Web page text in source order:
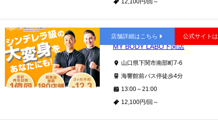
12,100円/回～
南部町
MY BODY LABO下関店
山口県下関市南部町7-6
海響館前バス停徒歩4分
13:00～21:00
12,100円/回～
店舗詳細はこちら 公式サイト